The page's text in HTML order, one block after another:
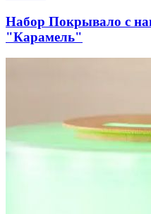
Набор Покрывало с
"Карамель"